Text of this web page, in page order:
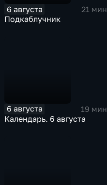
6 августа
21 мин
Подкаблучник
6 августа
19 мин
Календарь. 6 августа